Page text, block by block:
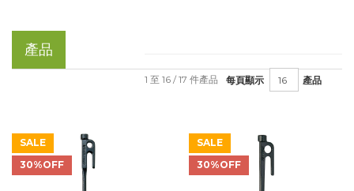
產品
每頁顯示 產品
1 至 16 / 17 件產品
SALE
30%OFF
SALE
30%OFF